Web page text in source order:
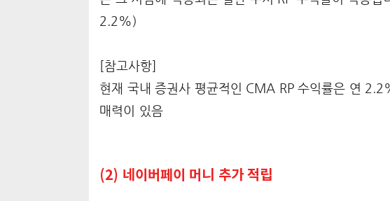
2.2%)
[참고사항]
현재 국내 증권사 평균적인 CMA RP 수익률은 연
매력이 있음
(2) 네이버페이 머니 추가 적립